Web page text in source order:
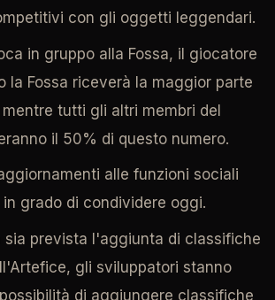
con gli oggetti leggendari.
in gruppo alla Fossa, il giocatore
la Fossa riceverà la maggior parte
tutti gli altri membri del
il 50% di questo numero.
alle funzioni sociali
grado di condividere oggi.
sia prevista l'aggiunta di classifiche
gli sviluppatori stanno
di aggiungere classifiche